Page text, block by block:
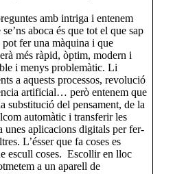
amb intriga i entenem
aboca és que tot el que sap
pot fer una màquina i que
més ràpid, òptim, modern i
i menys problemàtic. Li
a aquests processos, revolució
artificial… però entenem que
substitució del pensament, de la
automàtic i transferir les
unes aplicacions digitals per fer-
L’ésser que fa coses es
escull coses. Escollir en lloc
a un aparell de